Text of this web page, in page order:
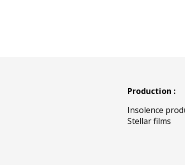
Production :
Insolence
Stellar films